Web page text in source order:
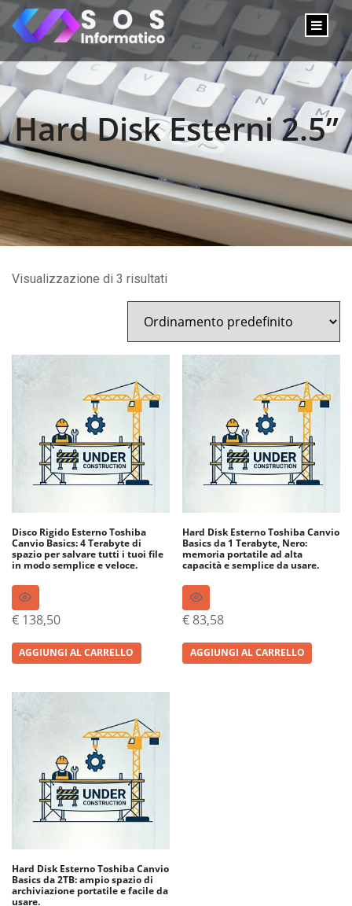
Hard Disk Esterni 2.5”
Visualizzazione di 3 risultati
Disco Rigido Esterno Toshiba
Canvio Basics: 4 Terabyte di
spazio per salvare tutti i tuoi file
in modo semplice e veloce.
€ 138,50
AGGIUNGI AL CARRELLO
Hard Disk Esterno Toshiba Canvio
Basics da 1 Terabyte, Nero:
memoria portatile ad alta
capacità e semplice da usare.
€ 83,58
AGGIUNGI AL CARRELLO
Hard Disk Esterno Toshiba Canvio
Basics da 2TB: ampio spazio di
archiviazione portatile e facile da
usare.